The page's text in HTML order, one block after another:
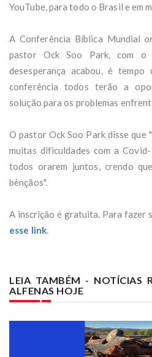
YouTube, para todo o Brasil e em
A Conferência Bíblica Mundial
pastor Ock Soo Park, com o
desesperança acabou, é tempo
conferência todos terão a
solução para os problemas
O pastor Ock Soo Park disse que
muitas dificuldades com a
todos orarem juntos, crendo
bênçãos".
A inscrição é gratuita. Para fazer
esse link.
LEIA TAMBÉM - NOTÍCIAS
ALFENAS HOJE